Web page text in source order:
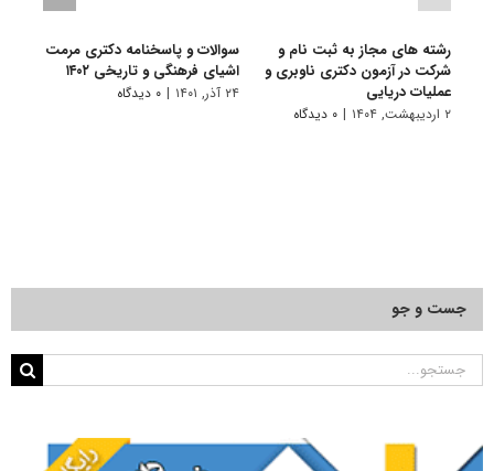
رشته های مجاز به ثبت نام و
شرکت در آزمون دکتری ناوبری و
عملیات دریایی
۲ اردیبهشت, ۱۴۰۴ | ۰ دیدگاه
سوالات و پاسخنامه دکتری مرمت
اشیای فرهنگی و تاریخی ۱۴۰۲
۲۴ آذر, ۱۴۰۱ | ۰ دیدگاه
جست و جو
جستجو